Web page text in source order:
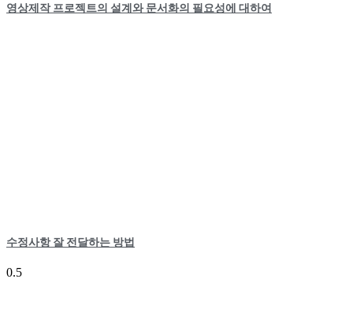
영상제작 프로젝트의 설계와 문서화의 필요성에 대하여
수정사항 잘 전달하는 방법